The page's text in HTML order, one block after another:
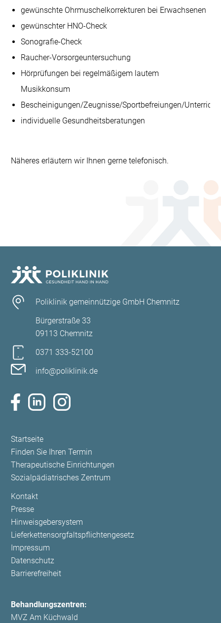
gewünschte Ohrmuschelkorrekturen bei Erwachsenen
gewünschter HNO-Check
Sonografie-Check
Raucher-Vorsorgeuntersuchung
Hörprüfungen bei regelmäßigem lautem
Musikkonsum
Bescheinigungen/Zeugnisse/Sportbefreiungen/
individuelle Gesundheitsberatungen
Näheres erläutern wir Ihnen gerne telefonisch.
Poliklinik gemeinnützige GmbH Chemnitz
Bürgerstraße 33
09113 Chemnitz
0371 333-52100
info@poliklinik.de
Navigation
überspringen
Startseite
Finden Sie Ihren Termin
Therapeutische Einrichtungen
Sozialpädiatrisches Zentrum
Navigation
überspringen
Kontakt
Presse
Hinweisgebersystem
Lieferkettensorgfaltspflichtengesetz
Impressum
Datenschutz
Barrierefreiheit
Behandlungszentren:
MVZ Am Küchwald